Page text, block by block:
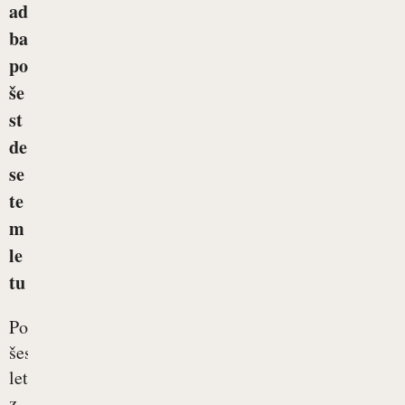
ad
ba
po
še
st
de
se
te
m
le
tu
Po
šestdesetem
letu